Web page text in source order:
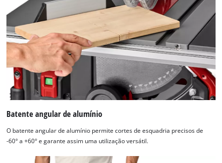
Batente angular de alumínio
O batente angular de alumínio permite cortes de esquadria precisos de
-60° a +60° e garante assim uma utilização versátil.